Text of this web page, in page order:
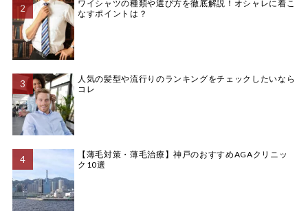
ワイシャツの種類や選び方を徹底解説！オシャレに着こ
なすポイントは？
人気の髪型や流行りのランキングをチェックしたいなら
コレ
【薄毛対策・薄毛治療】神戸のおすすめAGAクリニッ
ク10選